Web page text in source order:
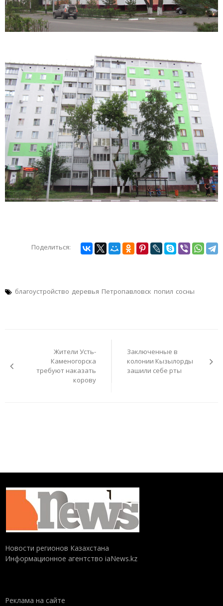
Поделиться:
благоустройство деревья Петропавловск попил сосны
Жители Усть-
Каменогорска
требуют наказать
корову
Заключенные в
колонии Кызылорды
зашили себе рты
Новости регионов Казахстана
Информационное агентство iaNews.kz
Реклама на сайте